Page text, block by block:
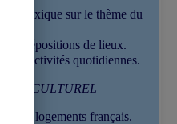
son lexique sur le thème du
les prépositions de lieux.
des activités quotidiennes.
des logements français.